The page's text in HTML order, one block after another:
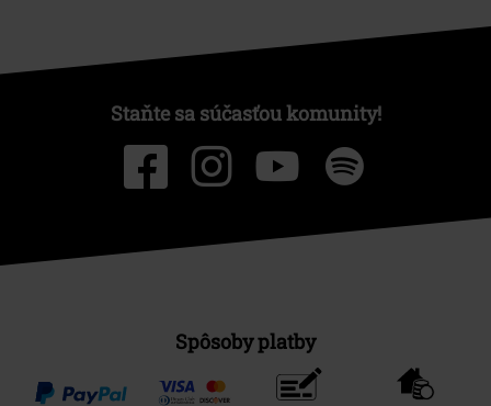
Staňte sa súčasťou komunity!
Spôsoby platby